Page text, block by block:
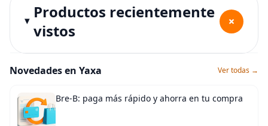
Productos recientemente
vistos
+
Novedades en Yaxa Ver todas →
Bre-B: paga más rápido y ahorra en tu compra